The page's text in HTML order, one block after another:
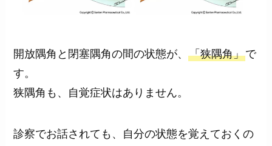
開放隅角と閉塞隅角の間の状態が、「狭隅角」で
す。
狭隅角も、自覚症状はありません。
診察でお話されても、自分の状態を覚えておくの